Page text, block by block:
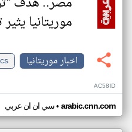
موريتانيا يثير
اخبار موريتانيا
AC58ID
سي ان ان عربي• arabic.cnn.com